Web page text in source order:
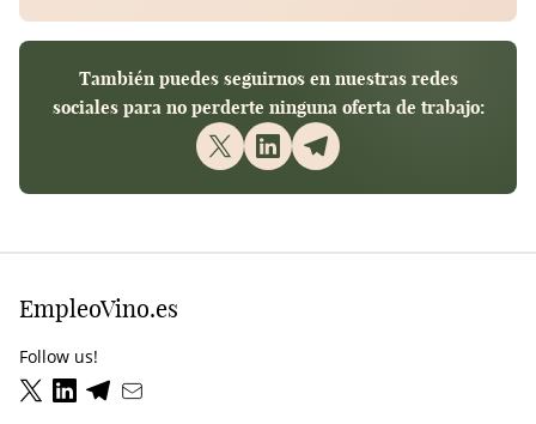
También puedes seguirnos en nuestras redes
sociales para no perderte ninguna oferta de trabajo:
EmpleoVino.es
Follow us!